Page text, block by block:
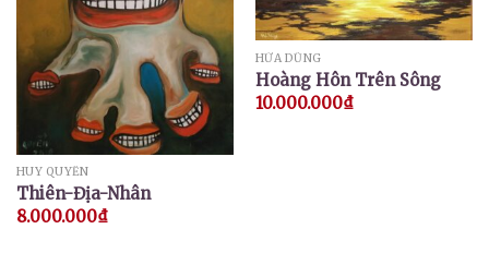
HUY QUYỂN
Thiên-Địa-Nhân
8.000.000₫
HỨA DŨNG
Hoàng Hôn Trên Sông
10.000.000₫